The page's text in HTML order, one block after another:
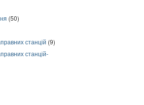
(50)
станцій (9)
станцій-